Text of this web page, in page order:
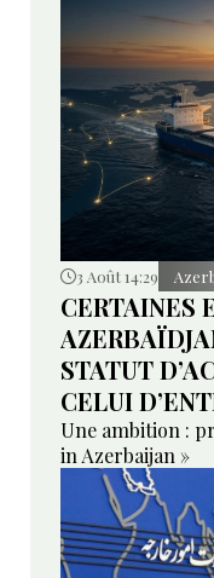
3 Août 14:29
CERTAINES
STATUT
CELUI
Une ambition :
in Azerbaijan »